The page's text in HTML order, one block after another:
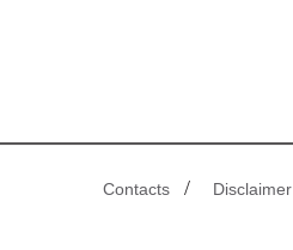
Contacts / Disclaimer